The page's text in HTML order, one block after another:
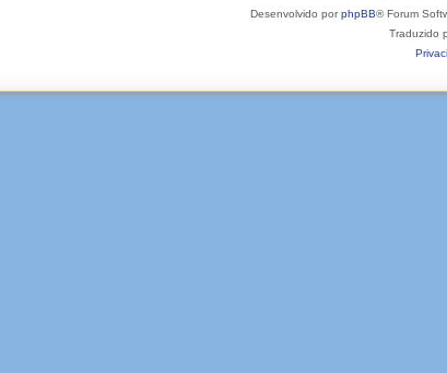
Desenvolvido porphpBB® Forum
Traduzido